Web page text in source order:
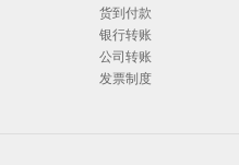
货到付款
银行转账
公司转账
发票制度